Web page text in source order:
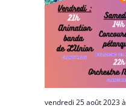
vendredi 25 août 2023à